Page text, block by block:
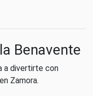
Benavente
a divertirte con
Zamora.